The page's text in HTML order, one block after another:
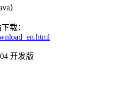
）
载：
开发版